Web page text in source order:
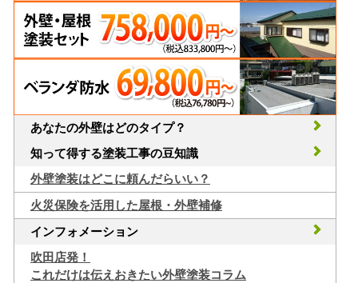
あなたの外壁はどのタイプ？
知って得する塗装工事の豆知識
外壁塗装はどこに頼んだらいい？
火災保険を活用した屋根・外壁補修
インフォメーション
吹田店発！
これだけは伝えおきたい外壁塗装コラム